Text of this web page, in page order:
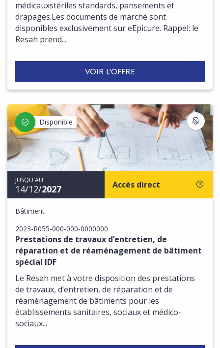
médicauxstériles standards, pansements et
drapages.Les documents de marché sont
disponibles exclusivement sur eEpicure. Rappel: le
Resah prend...
VOIR L'OFFRE
Disponible
JUSQU'AU
14/12/2027 Accès direct
Bâtiment
2023-R055-000-000-0000000
Prestations de travaux d’entretien, de
réparation et de réaménagement de bâtiment
spécial IDF
Le Resah met à votre disposition des prestations
de travaux, d’entretien, de réparation et de
réaménagement de bâtiments pour les
établissements sanitaires, sociaux et médico-
sociaux...